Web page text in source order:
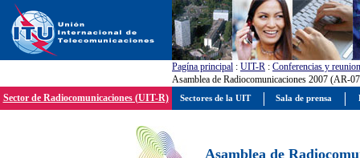
Pagína principal : UIT-R : Conferencias y
Asamblea de Radiocomunicaciones 2007 (AR-
Sector de Radiocomunicaciones (UIT-R)
Asamblea de
Sectores de la UIT Sala de prensa